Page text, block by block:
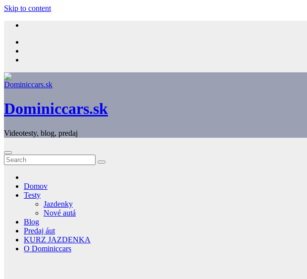
Skip to content
Dominiccars.sk
Videotesty, blog, predaj
Domov
Testy
Jazdenky
Nové autá
Blog
Predaj áut
KURZ JAZDENKA
O Dominiccars